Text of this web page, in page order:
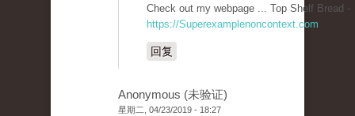
Check out my webpage ... Top Shelf Bread -
https://Superexamplenoncontext.com
回复
Anonymous (未验证)
星期二, 04/23/2019 - 18:27